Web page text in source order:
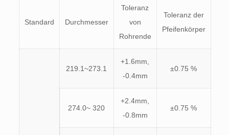
Standard Durchmesser
Toleranz
von
Rohrende
Toleranz der
Pfeifenkörper
219.1~273.1
+1.6mm,
-0.4mm
±0.75 %
274.0~ 320
+2.4mm,
-0.8mm
±0.75 %